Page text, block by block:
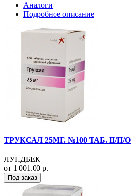
Аналоги
Подробное описание
ТРУКСАЛ 25МГ. №100 ТАБ. П/П/О
ЛУНДБЕК
от 1 001.00 р.
Под заказ